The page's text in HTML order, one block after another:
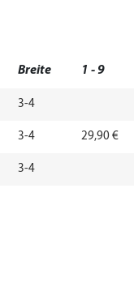
Breite 1 - 9
3-4
3-4 29,90 €
3-4